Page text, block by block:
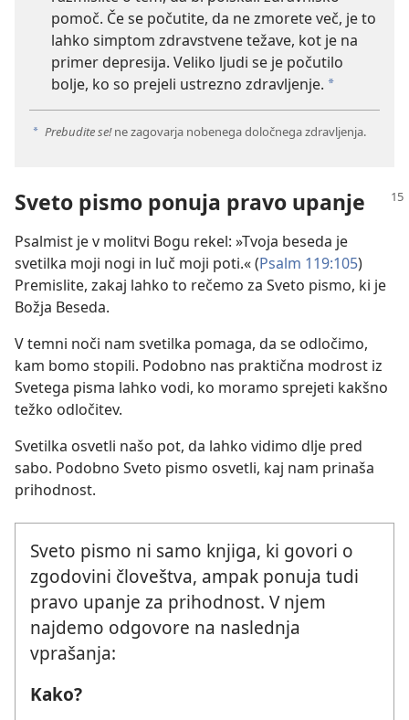
pomoč. Če se počutite, da ne zmorete več, je to
lahko simptom zdravstvene težave, kot je na
primer depresija. Veliko ljudi se je počutilo
bolje, ko so prejeli ustrezno zdravljenje. a
a Prebudite se!ne zagovarja nobenega določnega zdravljenja.
Sveto pismo ponuja pravo upanje
Psalmist je v molitvi Bogu rekel: »Tvoja beseda je
svetilka moji nogi in luč moji poti.« (Psalm 119:105)
Premislite, zakaj lahko to rečemo za Sveto pismo, ki je
Božja Beseda.
V temni noči nam svetilka pomaga, da se odločimo,
kam bomo stopili. Podobno nas praktična modrost iz
Svetega pisma lahko vodi, ko moramo sprejeti kakšno
težko odločitev.
Svetilka osvetli našo pot, da lahko vidimo dlje pred
sabo. Podobno Sveto pismo osvetli, kaj nam prinaša
prihodnost.
Sveto pismo ni samo knjiga, ki govori o
zgodovini človeštva, ampak ponuja tudi
pravo upanje za prihodnost. V njem
najdemo odgovore na naslednja
vprašanja:
Kako?